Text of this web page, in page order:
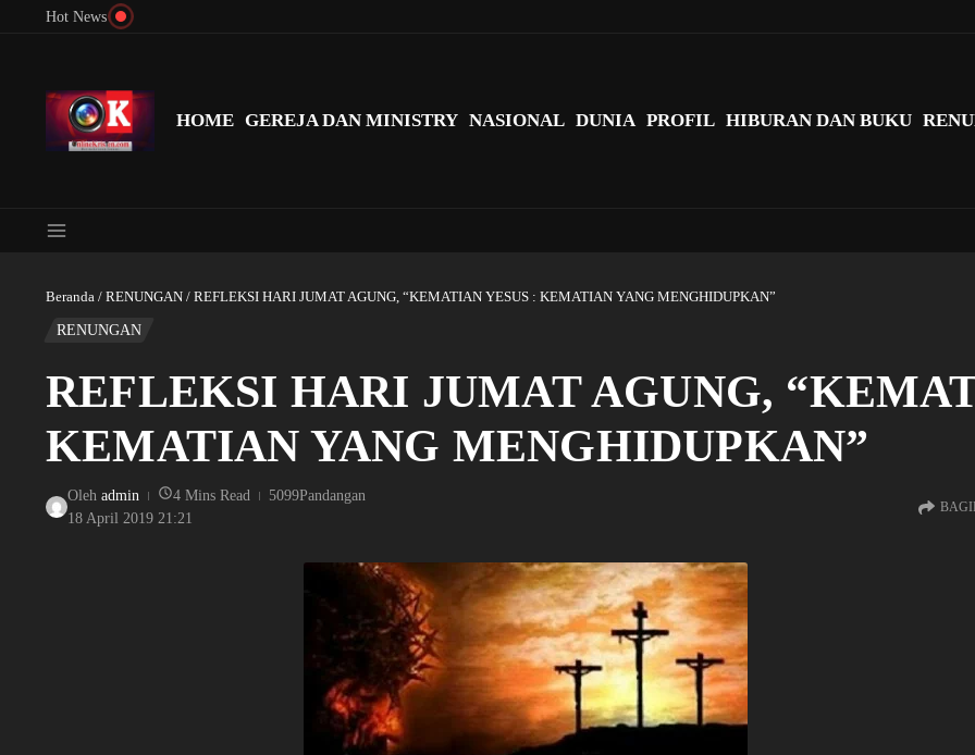
Lewati ke konten
Hot News
HOME GEREJA DAN MINISTRY NASIONAL DUNIA PROFIL HIBURAN DAN BUKU
Beranda / RENUNGAN / REFLEKSI HARI JUMAT AGUNG, “KEMATIAN YESUS : KEMATIAN YANG MENGHIDUPKAN”
RENUNGAN
REFLEKSI HARI JUMAT AGUNG,
KEMATIAN YANG MENGHIDUPKAN”
Oleh admin 4 Mins Read
5099Pandangan
18 April 2019 21:21